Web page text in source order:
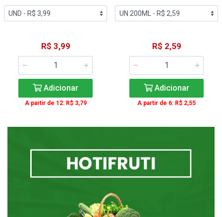
R$ 3,99
Adicionar
A partir de 12: R$ 3,79
R$ 2,59
Adicionar
A partir de 6: R$ 2,55